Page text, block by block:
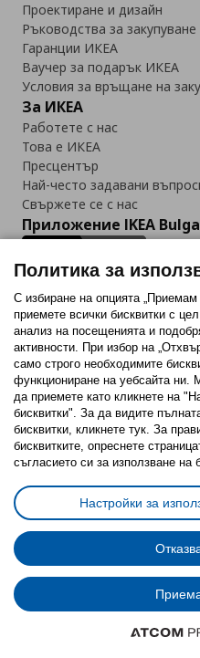
Проектиране и дизайн
Ръководства за закупуване
Гаранции ИКЕА
Ваучер за подарък ИКЕА
Условия за връщане на
За ИКЕА
Работете с нас
Това е ИКЕА
Пресцентър
Най-често задавани
Свържете се с нас
Приложение IKEA
Последвайте ни:
FacebookTwitterYoutube
Политика за
Избор на настройки
Условия за ползване на ikea.bg
Политика за защита
Общи условия на
Политика за защита на
© Inter-IKEA
Политика за
С избиране на опцията
приемете всички бисквитки с
анализ на посещенията и
активности. При избор на
само строго необходимитe
функциониране на уебсайта ни.
да приемете като кликнете на
бисквитки". За да видите
бисквитки, кликнете тук. За
бисквитките, опреснете
съгласието си за използване на
Настройки за